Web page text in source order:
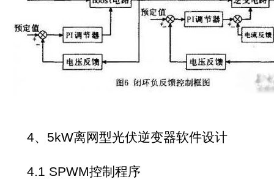
4、5kW离网型光伏逆变器软件设计
4.1 SPWM控制程序